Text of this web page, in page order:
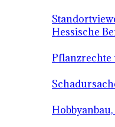
Hessische
Pflanzrechte